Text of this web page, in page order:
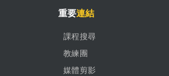
重要連結
課程搜尋
教練團
媒體剪影